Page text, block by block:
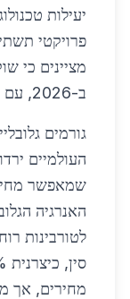
פרויקטי
ב-2026, עם קריית מוצקין כמרכז אזורי.
גורמים
האנרגיה
מחירים, אך